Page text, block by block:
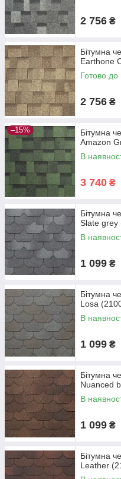
2 756 ₴
Бітумна
Earthone
Готово до
2 756 ₴
–15%
Бітумна
Amazon
В
3 740 ₴
Бітумна
Slate grey
В
1 099 ₴
Бітумна
Losa
В
1 099 ₴
Бітумна
Nuanced
В
1 099 ₴
Бітумна
Leather